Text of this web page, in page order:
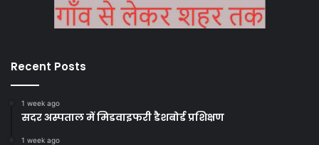
Recent Posts
1 week ago
सदर अस्पताल में मिडवाइफरी डैशबोर्ड प्रशिक्षण
1 week ago